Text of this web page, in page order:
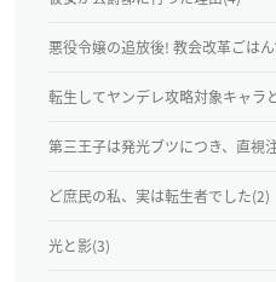
悪役令嬢の追放後! 教会改革ごは
転生してヤンデレ攻略対象キャラ
第三王子は発光ブツにつき、直視
ど庶民の私、実は転生者でした(2)
光と影(3)